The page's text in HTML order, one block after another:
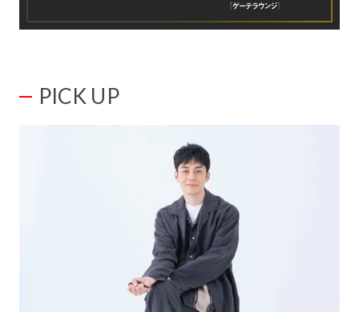
PICK UP